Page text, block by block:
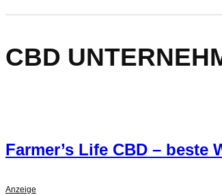
CBD
Farmer’s Life CBD –
Anzeige